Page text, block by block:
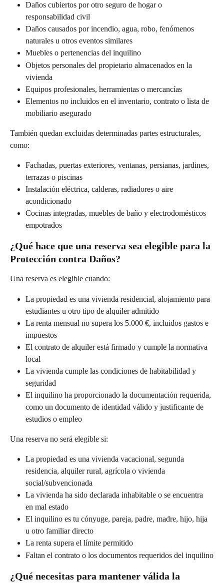
Daños cubiertos por otro seguro de hogar o
responsabilidad civil
Daños causados por incendio, agua, robo, fenómenos
naturales u otros eventos similares
Muebles o pertenencias del inquilino
Objetos personales del propietario almacenados en la
vivienda
Equipos profesionales, herramientas o mercancías
Elementos no incluidos en el inventario, contrato o lista de
mobiliario asegurado
También quedan excluidas determinadas partes estructurales,
como:
Fachadas, puertas exteriores, ventanas, persianas, jardines,
terrazas o piscinas
Instalación eléctrica, calderas, radiadores o aire
acondicionado
Cocinas integradas, muebles de baño y electrodomésticos
empotrados
¿Qué hace que una reserva sea elegible para la
Protección contra Daños?
Una reserva es elegible cuando:
La propiedad es una vivienda residencial, alojamiento para
estudiantes u otro tipo de alquiler admitido
La renta mensual no supera los 5.000 €, incluidos gastos e
impuestos
El contrato de alquiler está firmado y cumple la normativa
local
La vivienda cumple las condiciones de habitabilidad y
seguridad
El inquilino ha proporcionado la documentación requerida,
como un documento de identidad válido y justificante de
estudios o empleo
Una reserva no será elegible si:
La propiedad es una vivienda vacacional, segunda
residencia, alquiler rural, agrícola o vivienda
social/subvencionada
La vivienda ha sido declarada inhabitable o se encuentra
en mal estado
El inquilino es tu cónyuge, pareja, padre, madre, hijo, hija
u otro familiar directo
La renta supera el límite permitido
Faltan el contrato o los documentos requeridos del inquilino
¿Qué necesitas para mantener válida la